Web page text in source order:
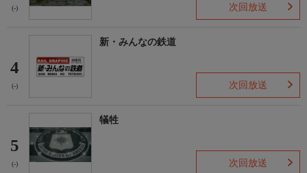
(-) 次回放送
4
(-)
新・みんなの鉄道
次回放送
5
(-)
犠牲
次回放送